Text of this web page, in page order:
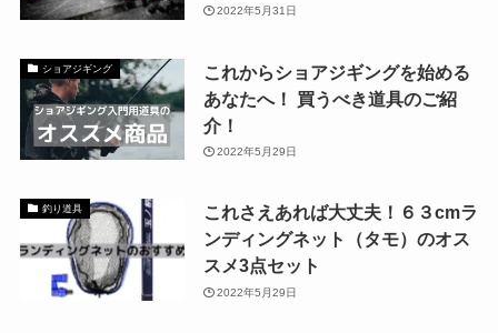
2022年5月31日
ショアジギング
これからショアジギングを始める
あなたへ！ 買うべき道具のご紹
介！
2022年5月29日
釣り道具
これさえあれば大丈夫！６３cmラ
ンディングネット（タモ）のオス
スメ3点セット
2022年5月29日